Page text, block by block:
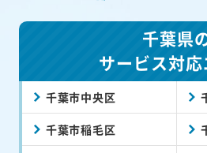
千葉県
サービス対
千葉市中央区
千葉市稲毛区